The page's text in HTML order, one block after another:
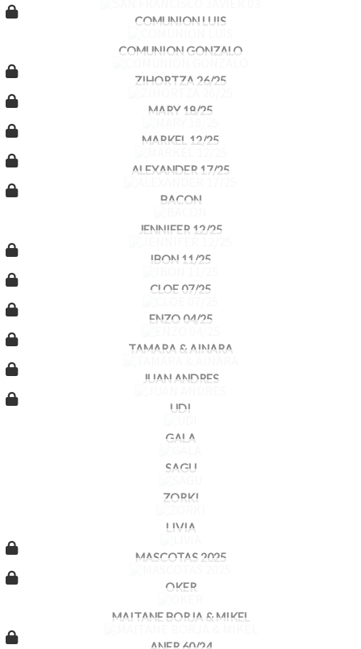
COMUNION LUIS
COMUNION GONZALO
ZIHORTZA 26/25
MARY 18/25
MARKEL 12/25
ALEXANDER 17/25
BACON
JENNIFER 12/25
IBON 11/25
CLOE 07/25
ENZO 04/25
TAMARA & AINARA
JUAN ANDRES
UDI
GALA
SAGU
ZORKI
LIVIA
MASCOTAS 2025
OKER
MAITANE BORJA & MIKEL